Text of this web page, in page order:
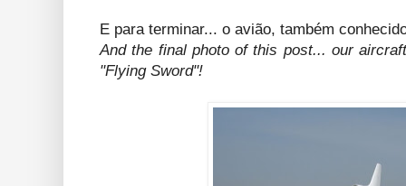
E para terminar... o avião, também
And the final photo of this post... our
"Flying Sword"!